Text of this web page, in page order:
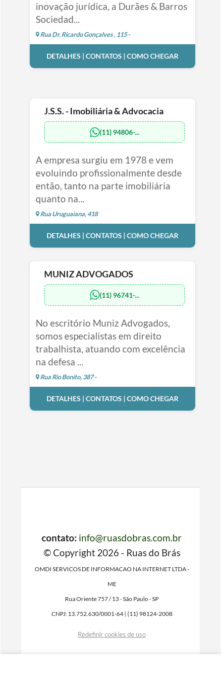
inovação jurídica, a Durães & Barros
Sociedad...
Rua Dr. Ricardo Gonçalves , 115 -
DETALHES | CONTATOS | COMO CHEGAR
J.S.S. - Imobiliária & Advocacia
(11) 94806-...
A empresa surgiu em 1978 e vem
evoluindo profissionalmente desde
então, tanto na parte imobiliária
quanto na...
Rua Uruguaiana, 418
DETALHES | CONTATOS | COMO CHEGAR
MUNIZ ADVOGADOS
(11) 96741-...
No escritório Muniz Advogados,
somos especialistas em direito
trabalhista, atuando com excelência
na defesa ...
Rua Rio Bonito, 387 -
DETALHES | CONTATOS | COMO CHEGAR
contato: info@ruasdobras.com.br
© Copyright 2026 - Ruas do Brás
OMDI SERVICOS DE INFORMACAO NA INTERNET LTDA -
ME
Rua Oriente 757 / 13 - São Paulo - SP
CNPJ: 13.752.630/0001-64 | (11) 98124-2008
Redefinir cookies de uso